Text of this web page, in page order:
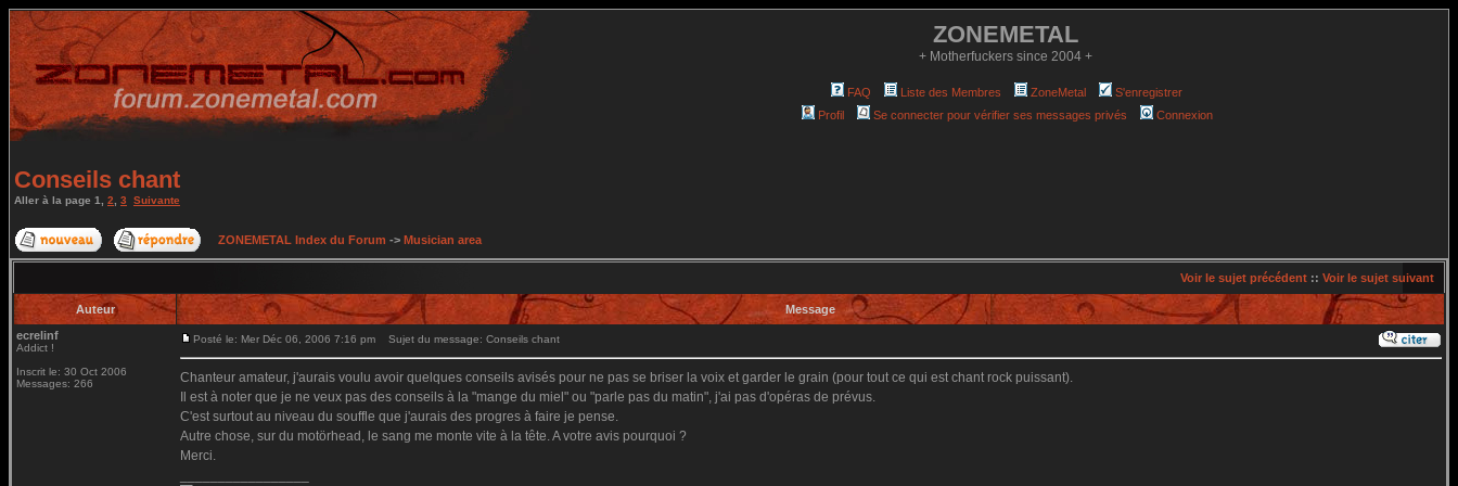
ZONEMETAL
+ Motherfuckers since 2004 +
FAQ Liste des Membres ZoneMetal
S'enregistrer
Profil
Se connecter pour vérifier ses messages privés Connexion
Conseils chant
Aller à la page 1 2 3 Suivante
ZONEMETAL Index du Forum -> Musician area
Voir le sujet précédent :: Voir le sujet suivant
Auteur
Message
ecrelinf
Addict !
Inscrit le: 30 Oct 2006
Messages: 266
Posté le: Mer Déc 06, 2006 7:16 pm Sujet du message: Conseils chant
Chanteur amateur, j'aurais voulu avoir quelques conseils avisés pour ne pas se briser la voix et garder le grain (pour tout ce qui est chant rock puissant).
Il est à noter que je ne veux pas des conseils à la "mange du miel" ou "parle pas du matin", j'ai pas d'opéras de prévus.
C'est surtout au niveau du souffle que j'aurais des progres à faire je pense.
Autre chose, sur du motörhead, le sang me monte vite à la tête. A votre avis pourquoi ?
Merci.